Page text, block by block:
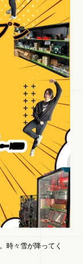
時々雪が降ってく